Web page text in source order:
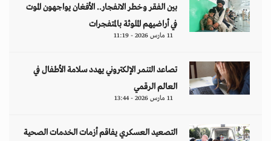
بين الفقر وخطر الانفجار.. الأفغان يواجهون الموت
في أراضيهم الملوثة بالمتفجرات
11 مارس 2026 - 11:19
تصاعد التنمر الإلكتروني يهدد سلامة الأطفال في
العالم الرقمي
11 مارس 2026 - 13:44
التصعيد العسكري يفاقم أزمات الخدمات الصحية